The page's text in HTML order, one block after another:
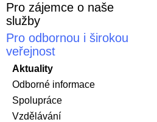
Pro zájemce o naše
služby
Pro odbornou i širokou
veřejnost
Aktuality
Odborné informace
Spolupráce
Vzdělávání